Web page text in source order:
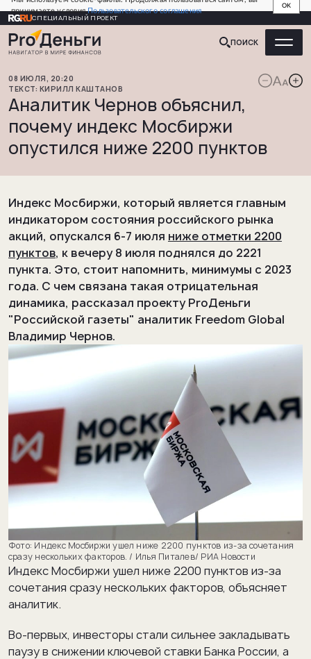
принимаете условияПользовательского соглашения
OK
СПЕЦИАЛЬНЫЙ ПРОЕКТ
ПОИСК
08 ИЮЛЯ, 20:20
КИРИЛЛ КАШТАНОВ
Аналитик Чернов объяснил,
почему индекс Мосбиржи
опустился ниже 2200 пунктов
Индекс Мосбиржи, который является главным
индикатором состояния российского рынка
акций, опускался 6-7 июля ниже отметки 2200
пунктов, к вечеру 8 июля поднялся до 2221
пункта. Это, стоит напомнить, минимумы с 2023
года. С чем связана такая отрицательная
динамика, рассказал проекту ProДеньги
"Российской газеты" аналитик Freedom Global
Владимир Чернов.
Индекс Мосбиржи ушел ниже 2200 пунктов из-за сочетания
сразу нескольких факторов. / Илья Питалев/ РИА Новости
Индекс Мосбиржи ушел ниже 2200 пунктов из-за
сочетания сразу нескольких факторов, объясняет
аналитик.
Во-первых, инвесторы стали сильнее закладывать
паузу в снижении ключевой ставки Банка России, а